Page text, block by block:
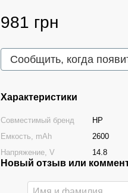
981 грн
Сообщить, когда
Характеристики
Совместимый бренд
HP
Емкость, mAh
2600
Напряжение, V
14.8
Новый отзыв или